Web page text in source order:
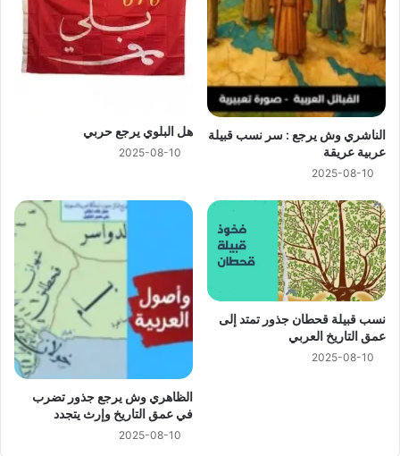
الناشري وش يرجع : سر نسب قبيلة
عربية عريقة
2025-08-10
هل البلوي يرجع حربي
2025-08-10
نسب قبيلة قحطان جذور تمتد إلى
عمق التاريخ العربي
2025-08-10
الظاهري وش يرجع جذور تضرب
في عمق التاريخ وإرث يتجدد
2025-08-10